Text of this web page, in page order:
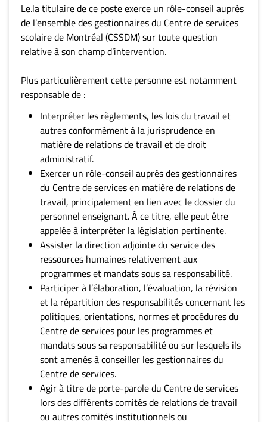
Le.la titulaire de ce poste exerce un rôle-conseil auprès
de l’ensemble des gestionnaires du Centre de services
scolaire de Montréal (CSSDM) sur toute question
relative à son champ d’intervention.
Plus particulièrement cette personne est notamment
responsable de :
Interpréter les règlements, les lois du travail et
autres conformément à la jurisprudence en
matière de relations de travail et de droit
administratif.
Exercer un rôle-conseil auprès des gestionnaires
du Centre de services en matière de relations de
travail, principalement en lien avec le dossier du
personnel enseignant. À ce titre, elle peut être
appelée à interpréter la législation pertinente.
Assister la direction adjointe du service des
ressources humaines relativement aux
programmes et mandats sous sa responsabilité.
Participer à l’élaboration, l’évaluation, la révision
et la répartition des responsabilités concernant les
politiques, orientations, normes et procédures du
Centre de services pour les programmes et
mandats sous sa responsabilité ou sur lesquels ils
sont amenés à conseiller les gestionnaires du
Centre de services.
Agir à titre de porte-parole du Centre de services
lors des différents comités de relations de travail
ou autres comités institutionnels ou